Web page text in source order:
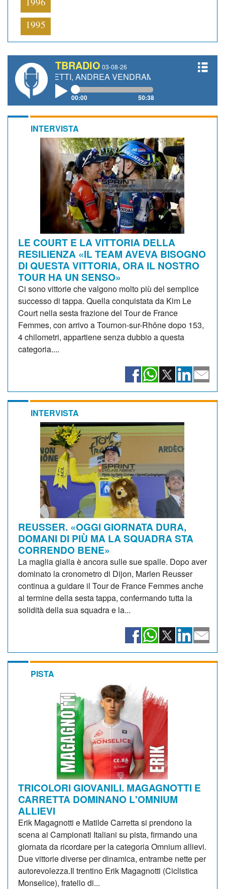
1995
TBRADIO 03-08-26
ANDREA VENDRAME, FILIPPO FIORELLI
00:00 50:38
INTERVISTA
LE COURT E LA VITTORIA DELLA
RESILIENZA «IL TEAM AVEVA BISOGNO
DI QUESTA VITTORIA, ORA IL NOSTRO
TOUR HA UN SENSO»
Ci sono vittorie che valgono molto più del semplice
successo di tappa. Quella conquistata da Kim Le
Court nella sesta frazione del Tour de France
Femmes, con arrivo a Tournon-sur-Rhône dopo 153,
4 chilometri, appartiene senza dubbio a questa
categoria....
INTERVISTA
REUSSER. «OGGI GIORNATA DURA,
DOMANI DI PIÙ MA LA SQUADRA STA
CORRENDO BENE»
La maglia gialla è ancora sulle sue spalle. Dopo aver
dominato la cronometro di Dijon, Marlen Reusser
continua a guidare il Tour de France Femmes anche
al termine della sesta tappa, confermando tutta la
solidità della sua squadra e la...
PISTA
TRICOLORI GIOVANILI. MAGAGNOTTI E
CARRETTA DOMINANO L'OMNIUM
ALLIEVI
Erik Magagnotti e Matilde Carretta si prendono la
scena ai Campionati Italiani su pista, firmando una
giornata da ricordare per la categoria Omnium allievi.
Due vittorie diverse per dinamica, entrambe nette per
autorevolezza.Il trentino Erik Magagnotti (Ciclistica
Monselice), fratello di...